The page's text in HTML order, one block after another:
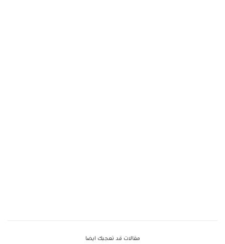
مقالات قد تعجبك ايضا